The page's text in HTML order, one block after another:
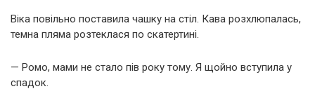
Віка повільно поставила чашку на стіл. Кава розхлюпалась,
темна пляма розтеклася по скатертині.
— Ромо, мами не стало пів року тому. Я щойно вступила у
спадок.